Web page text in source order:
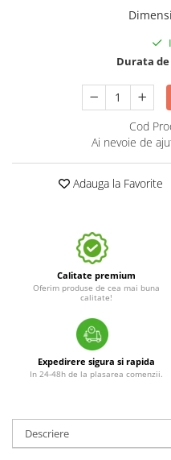
Durata
Cod
Ai nevoie de
Adauga la Favorite
Calitate premium
Oferim produse de cea mai buna
calitate!
Expedirere sigura si rapida
In 24-48h de la plasarea comenzii.
Descriere